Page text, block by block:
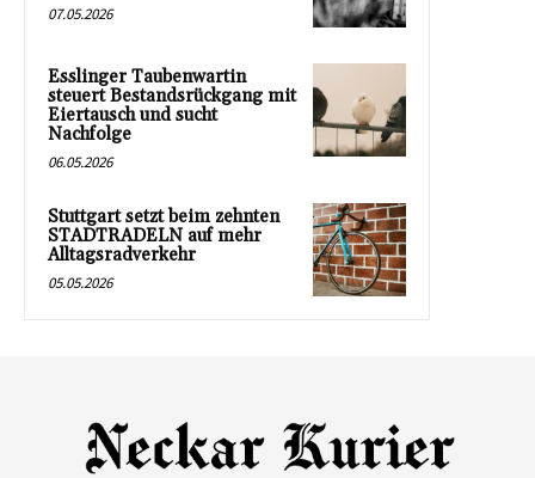
07.05.2026
Esslinger Taubenwartin
steuert Bestandsrückgang mit
Eiertausch und sucht
Nachfolge
06.05.2026
Stuttgart setzt beim zehnten
STADTRADELN auf mehr
Alltagsradverkehr
05.05.2026